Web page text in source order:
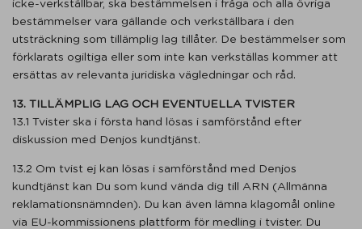
icke-verkställbar, ska bestämmelsen i fråga och alla övriga
bestämmelser vara gällande och verkställbara i den
utsträckning som tillämplig lag tillåter. De bestämmelser som
förklarats ogiltiga eller som inte kan verkställas kommer att
ersättas av relevanta juridiska vägledningar och råd.
13. TILLÄMPLIG LAG OCH EVENTUELLA TVISTER
13.1 Tvister ska i första hand lösas i samförstånd efter
diskussion med Denjos kundtjänst.
13.2 Om tvist ej kan lösas i samförstånd med Denjos
kundtjänst kan Du som kund vända dig till ARN (Allmänna
reklamationsnämnden). Du kan även lämna klagomål online
via EU-kommissionens plattform för medling i tvister. Du